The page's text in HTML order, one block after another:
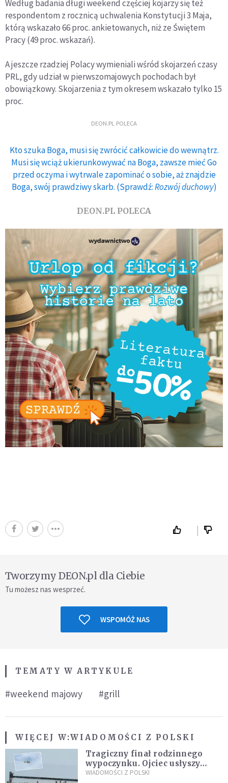
Według badania długi weekend częściej kojarzy się też
respondentom z rocznicą uchwalenia Konstytucji 3 Maja,
którą wskazało 66 proc. ankietowanych, niż ze Świętem
Pracy (49 proc. wskazań).
A jeszcze rzadziej Polacy wymieniali wśród skojarzeń czasy
PRL, gdy udział w pierwszomajowych pochodach był
obowiązkowy. Skojarzenia z tym okresem wskazało tylko 15
proc.
DEON.PL POLECA
Kto szuka Boga, musi się zwrócić całkowicie do wewnątrz.
Musi się wciąż ukierunkowywać na Boga, zawsze mieć Go
przed oczyma i wytrwale zapominać o sobie, aż znajdzie
Boga, swój prawdziwy skarb. (Sprawdź:Rozwój duchowy)
DEON.PL POLECA
Tworzymy DEON.pl dla Ciebie
Tu możesz nas wesprzeć.
WSPOMÓŻ NAS
TEMATY W ARTYKULE
#weekend majowy #grill
WIĘCEJ W:WIADOMOŚCI Z POLSKI
Tragiczny finał rodzinnego
wypoczynku. Ojciec usłyszy
zarzuty
WIADOMOŚCI Z POLSKI